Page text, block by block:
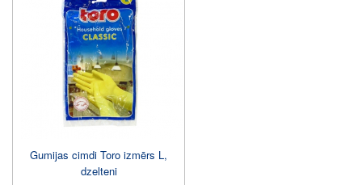
Gumijas cimdi Toro izmērs L,
dzelteni